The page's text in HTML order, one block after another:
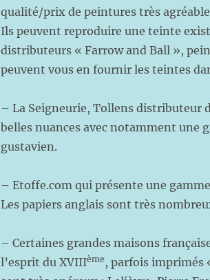
qualité/prix de peintures très
Ils peuvent reproduire une teinte
distributeurs « Farrow and Ball »,
peuvent vous en fournir les teintes
– La Seigneurie, Tollens distributeur
belles nuances avec notamment une
gustavien.
– Etoffe.com qui présente une
Les papiers anglais sont très
– Certaines grandes maisons
l’esprit du XVIIIème , parfois imprimés